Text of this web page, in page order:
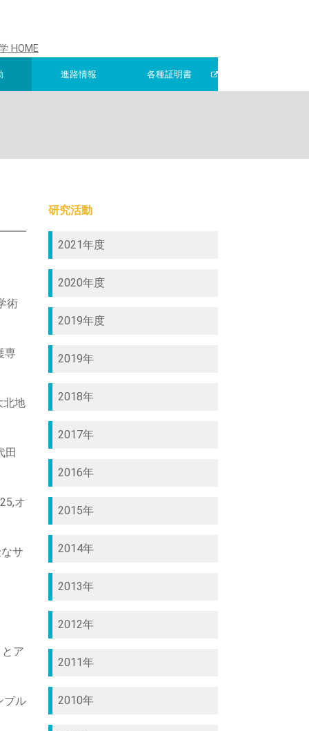
HOME
進路情報 各種証明書
術
専
北地
田
オ
サ
ア
ブル
研究活動
2021年度
2020年度
2019年度
2019年
2018年
2017年
2016年
2015年
2014年
2013年
2012年
2011年
2010年